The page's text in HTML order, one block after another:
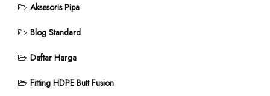
Aksesoris Pipa
Blog Standard
Daftar Harga
Fitting HDPE Butt Fusion